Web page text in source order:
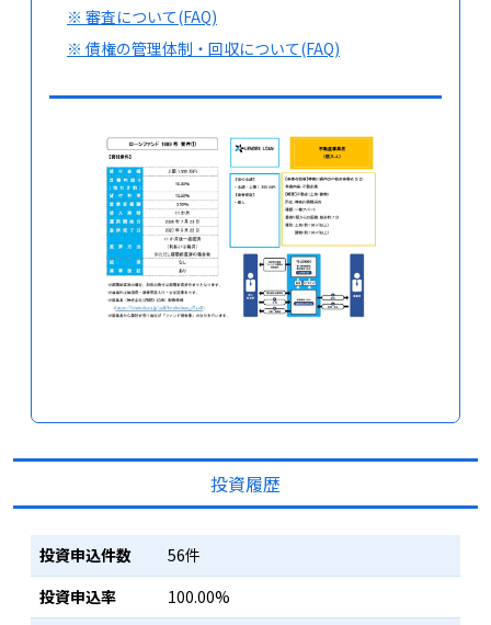
※ 審査について(FAQ)
※ 債権の管理体制・回収について(FAQ)
投資履歴
投資申込件数
56件
投資申込率
100.00%